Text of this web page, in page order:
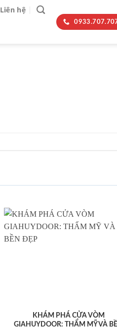
Liên hệ
KHÁM PHÁ CỬA VÒM
GIAHUYDOOR: THẨM MỸ VÀ